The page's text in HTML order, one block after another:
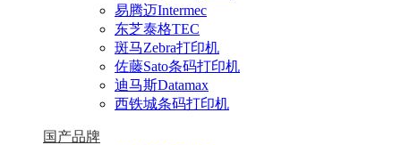
易腾迈Intermec
东芝泰格TEC
斑马Zebra打印机
佐藤Sato条码打印机
迪马斯Datamax
西铁城条码打印机
国产品牌